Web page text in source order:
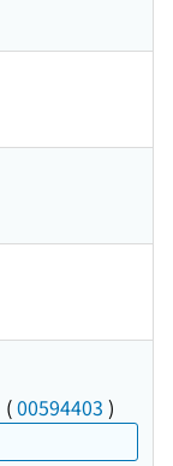
(00594403 )